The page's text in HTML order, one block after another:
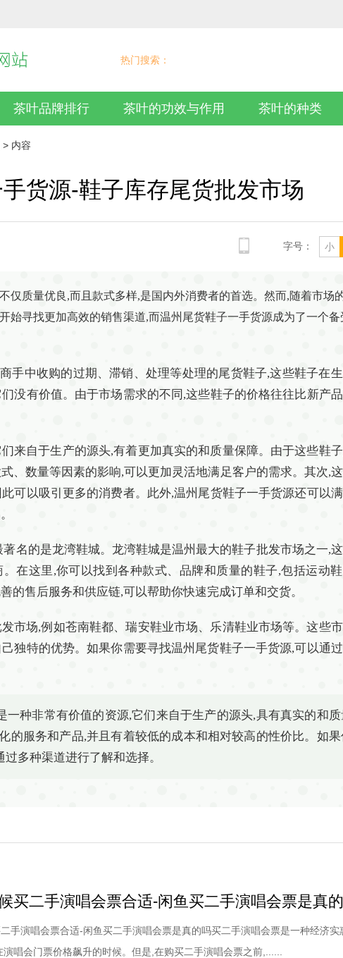
热门搜索：
茶叶品牌排行 茶叶的功效与作用 茶叶的种类
> 内容
货源-鞋子库存尾货批发市场
小
字号：
仅质量优良,而且款式多样,是国内外消费者的首选。然而,随着市场
始寻找更加高效的销售渠道,而温州尾货鞋子一手货源成为了一个备
手中收购的过期、滞销、处理等处理的尾货鞋子,这些鞋子在
没有价值。由于市场需求的不同,这些鞋子的价格往往比新产
来自于生产的源头,有着更加真实的和质量保障。由于这些鞋
、数量等因素的影响,可以更加灵活地满足客户的需求。其次,
可以吸引更多的消费者。此外,温州尾货鞋子一手货源还可以
名的是龙湾鞋城。龙湾鞋城是温州最大的鞋子批发市场之一,
在这里,你可以找到各种款式、品牌和质量的鞋子,包括运动
的售后服务和供应链,可以帮助你快速完成订单和交货。
市场,例如苍南鞋都、瑞安鞋业市场、乐清鞋业市场等。这些
独特的优势。如果你需要寻找温州尾货鞋子一手货源,可以通
一种非常有价值的资源,它们来自于生产的源头,具有真实的和
的服务和产品,并且有着较低的成本和相对较高的性价比。如
多种渠道进行了解和选择。
买二手演唱会票合适-闲鱼买二手演唱会票是真
手演唱会票合适-闲鱼买二手演唱会票是真的吗买二手演唱会票是一种经济实
唱会门票价格飙升的时候。但是,在购买二手演唱会票之前,......